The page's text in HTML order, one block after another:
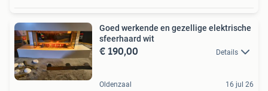
Goed werkende en gezellige elektrische
sfeerhaard wit
€ 190,00 Details
Oldenzaal 16 jul 26